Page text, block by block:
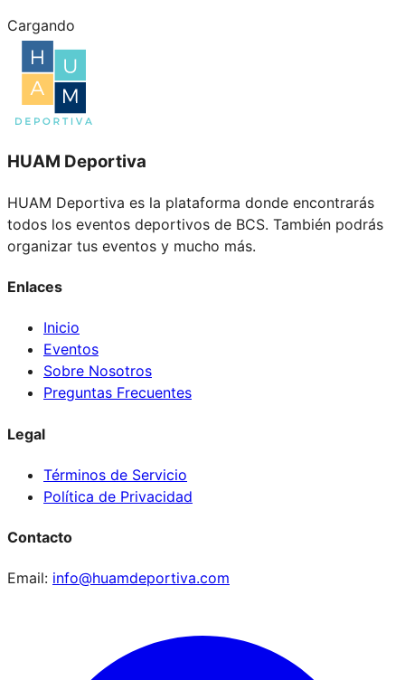
Cargando
HUAM Deportiva
HUAM Deportiva es la plataforma donde encontrarás
todos los eventos deportivos de BCS. También podrás
organizar tus eventos y mucho más.
Enlaces
Inicio
Eventos
Sobre Nosotros
Preguntas Frecuentes
Legal
Términos de Servicio
Política de Privacidad
Contacto
Email: info@huamdeportiva.com